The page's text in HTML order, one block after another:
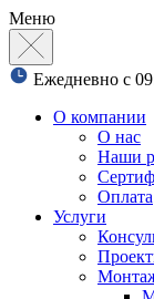
Меню
Ежедневно с
О компании
О нас
Наши
Оплата
Услуги